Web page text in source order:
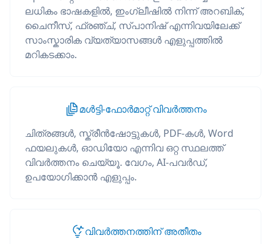
ലധികം ഭാഷകളിൽ, ഇംഗ്ലീഷിൽ നിന്ന് അറബിക്,
ചൈനീസ്, ഫ്രഞ്ച്, സ്പാനിഷ് എന്നിവയിലേക്ക്
സാംസ്കാരിക വ്യത്യാസങ്ങൾ എളുപ്പത്തിൽ
മറികടക്കാം.
മൾട്ടി-ഫോർമാറ്റ് വിവർത്തനം
ചിത്രങ്ങൾ, സ്ക്രീൻഷോട്ടുകൾ, PDF-കൾ, Word
ഫയലുകൾ, ഓഡിയോ എന്നിവ ഒറ്റ സ്ഥലത്ത്
വിവർത്തനം ചെയ്യൂ. വേഗം, AI-പവർഡ്,
ഉപയോഗിക്കാൻ എളുപ്പം.
വിവർത്തനത്തിന് അതീതം